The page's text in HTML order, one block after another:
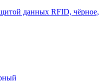
данных RFID, чёрное,